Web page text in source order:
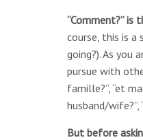
“Comment?” is
course, this is a
going?). As you
pursue with
famille?”, “et
husband/wife?”,
But before